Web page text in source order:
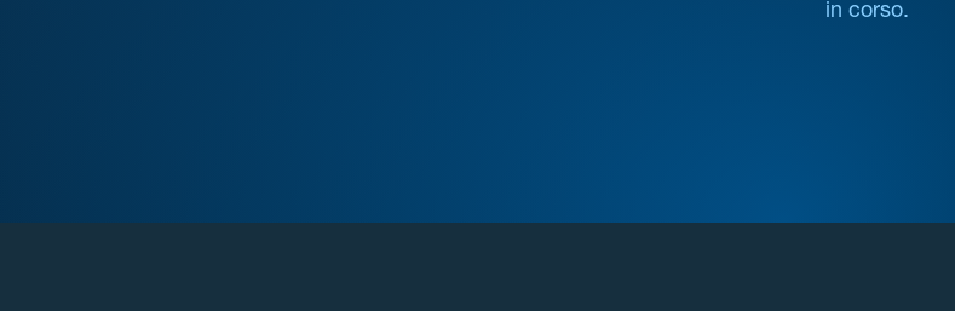
in corso.